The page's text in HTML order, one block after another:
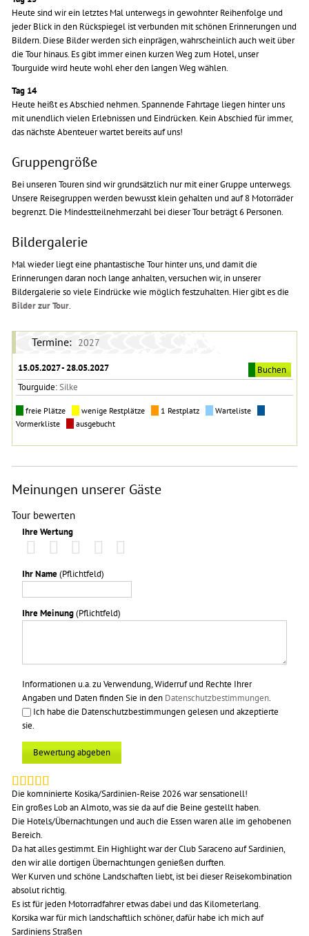
Heute sind wir ein letztes Mal unterwegs in gewohnter Reihenfolge und
jeder Blick in den Rückspiegel ist verbunden mit schönen Erinnerungen und
Bildern. Diese Bilder werden sich einprägen, wahrscheinlich auch weit über
die Tour hinaus. Es gibt immer einen kurzen Weg zum Hotel, unser
Tourguide wird heute wohl eher den langen Weg wählen.
Tag 14
Heute heißt es Abschied nehmen. Spannende Fahrtage liegen hinter uns
mit unendlich vielen Erlebnissen und Eindrücken. Kein Abschied für immer,
das nächste Abenteuer wartet bereits auf uns!
Gruppengröße
Bei unseren Touren sind wir grundsätzlich nur mit einer Gruppe unterwegs.
Unsere Reisegruppen werden bewusst klein gehalten und auf 8 Motorräder
begrenzt. Die Mindestteilnehmerzahl bei dieser Tour beträgt 6 Personen.
Bildergalerie
Mal wieder liegt eine phantastische Tour hinter uns, und damit die
Erinnerungen daran noch lange anhalten, versuchen wir, in unserer
Bildergalerie so viele Eindrücke wie möglich festzuhalten. Hier gibt es die
Bilder zur Tour.
Termine: 2027
15.05.2027 - 28.05.2027
Buchen
Tourguide:Silke
freie Plätze wenige Restplätze 1 Restplatz
Warteliste
Vormerkliste
ausgebucht
Meinungen unserer Gäste
Tour bewerten
Ihre Wertung
Ihr Name(Pflichtfeld)
Ihre Meinung(Pflichtfeld)
Informationen u.a. zu Verwendung, Widerruf und Rechte Ihrer
Angaben und Daten finden Sie in den Datenschutzbestimmungen.
Ich habe die Datenschutzbestimmungen gelesen und akzeptierte
sie.
Bewertung abgeben
Die komninierte Kosika/Sardinien-Reise 2026 war sensationell!
Ein großes Lob an Almoto, was sie da auf die Beine gestellt haben.
Die Hotels/Übernachtungen und auch die Essen waren alle im gehobenen
Bereich.
Da hat alles gestimmt. Ein Highlight war der Club Saraceno auf Sardinien,
den wir alle dortigen Übernachtungen genießen durften.
Wer Kurven und schöne Landschaften liebt, ist bei dieser Reisekombination
absolut richtig.
Es ist für jeden Motorradfahrer etwas dabei und das Kilometerlang.
Korsika war für mich landschaftlich schöner, dafür habe ich mich auf
Sardiniens Straßen